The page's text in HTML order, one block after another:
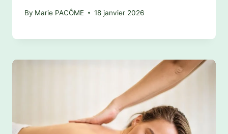
By Marie PACÔME 18 janvier 2026